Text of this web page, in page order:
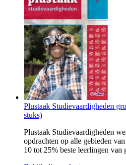
Plustaak Studievaardigheden
stuks)
Plustaak Studievaardigheden
opdrachten op alle gebieden
10 tot 25% beste leerlingen van